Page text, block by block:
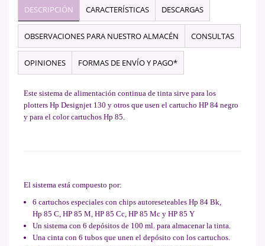
DESCRIPCIÓN CARACTERÍSTICAS DESCARGAS
OBSERVACIONES PARA NUESTRO ALMACÉN CONSULTAS
OPINIONES FORMAS DE ENVÍO Y PAGO*
Este sistema de alimentación continua de tinta sirve para los
plotters Hp Designjet 130 y otros que usen el cartucho HP 84 negro
y para el color cartuchos Hp 85.
El sistema está compuesto por:
6 cartuchos especiales con chips autoreseteables Hp 84 Bk,
Hp 85 C, HP 85 M, HP 85 Cc, HP 85 Mc y HP 85 Y
Un sistema con 6 depósitos de 100 ml. para almacenar la tinta.
Una cinta con 6 tubos que unen el depósito con los cartuchos.